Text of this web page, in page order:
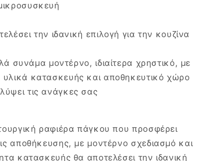
την ιδανική επιλογή για την κουζίνα
συνάμα μοντέρνο, ιδιαίτερα χρηστικό, με
υλικά κατασκευής και αποθηκευτικό χώρο
τις ανάγκες σας
ραφιέρα πάγκου που προσφέρει
αποθήκευσης, με μοντέρνο σχεδιασμό και
κατασκευής θα αποτελέσει την ιδανική